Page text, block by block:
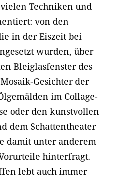
Techniken und
von den
in der Eiszeit bei
wurden, über
Bleiglasfenster des
Gesichter der
im Collage-
oder den kunstvollen
dem Schattentheater
damit unter anderem
hinterfragt.
lebt auch immer